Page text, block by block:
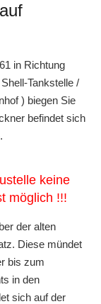
in Richtung
Tankstelle /
) biegen Sie
befindet sich
keine
möglich !!!
der alten
Diese mündet
bis zum
in den
sich auf der